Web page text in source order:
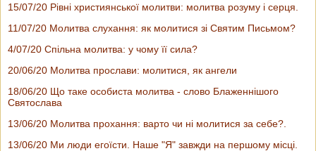
15/07/20 Рівні християнської молитви: молитва розуму і серця.
11/07/20 Молитва слухання: як молитися зі Святим Письмом?
4/07/20 Cпільна молитва: у чому її сила?
20/06/20 Молитва прослави: молитися, як ангели
18/06/20 Що таке особиста молитва - слово Блаженнішого
Святослава
13/06/20 Молитва прохання: варто чи ні молитися за себе?.
13/06/20 Ми люди егоїсти. Наше "Я" завжди на першому місці.